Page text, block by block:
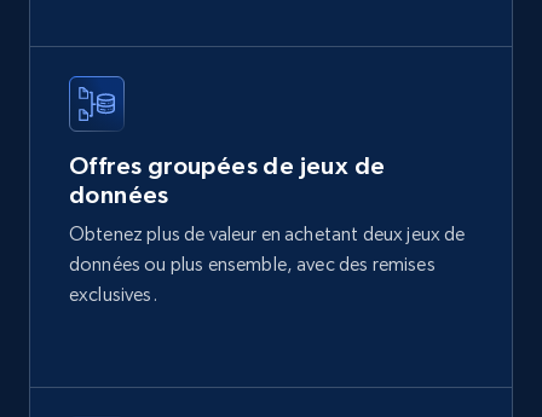
2.1K+
Etsy
URL, Product id, Listing inventory id, Title, Rating,
Reviews count shop, Reviews count item, Initial
price, and more.
Offres groupées de jeux de
données
Obtenez plus de valeur en achetant deux jeux de
données ou plus ensemble, avec des remises
exclusives.